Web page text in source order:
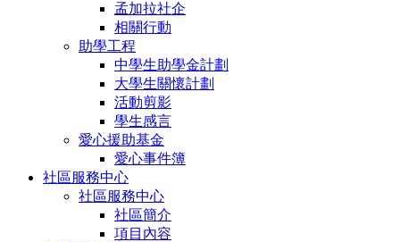
孟加拉社企
相關行動
助學工程
中學生助學金計劃
大學生關懷計劃
活動剪影
學生感言
愛心援助基金
愛心事件簿
社區服務中心
社區服務中心
社區簡介
項目內容